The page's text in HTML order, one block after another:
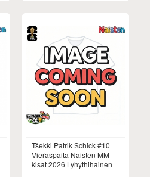
Tšekki Patrik Schick #10
Vieraspaita Naisten MM-
kisat 2026 Lyhythihainen